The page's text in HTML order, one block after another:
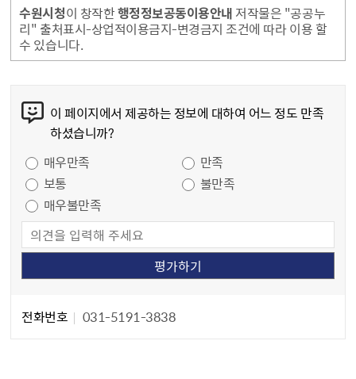
수원시청이 창작한행정정보공동이용안내 저작물은 "공공누
리" 출처표시-상업적이용금지-변경금지 조건에 따라 이용 할
수 있습니다.
이 페이지에서 제공하는 정보에 대하여 어느 정도 만족
하셨습니까?
매우만족
만족
보통
불만족
매우불만족
전화번호 031-5191-3838